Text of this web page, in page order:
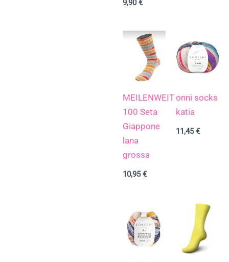
9,90€
MEILENWEIT
100 Seta
Giappone
lana
grossa
10,95€
onni socks
katia
11,45€